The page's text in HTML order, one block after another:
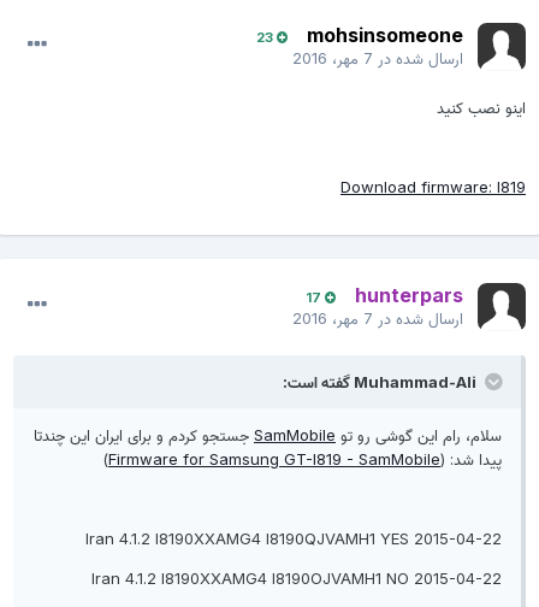
mohsinsomeone
ارسال شده در7 مهر، 2016
نصب کنید
Download firmware:
hunterpars
ارسال شده در7 مهر، 2016
Muhammad-Ali گفته است:
سلام، رام این گوشی رو توSamMobileجستجو کردم و برای ایران این چندتا
پیدا شد: (Firmware for Samsung GT-I819 - SamMobile
)
2015-04-22 Iran 4.1.2 I8190XXAMG4 I8190QJVAMH1 YES
2015-04-22 Iran 4.1.2 I8190XXAMG4 I8190OJVAMH1 NO